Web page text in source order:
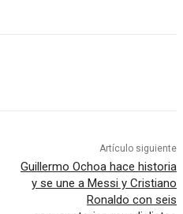
Artículo siguiente
Guillermo Ochoa hace historia
y se une a Messi y Cristiano
Ronaldo con seis